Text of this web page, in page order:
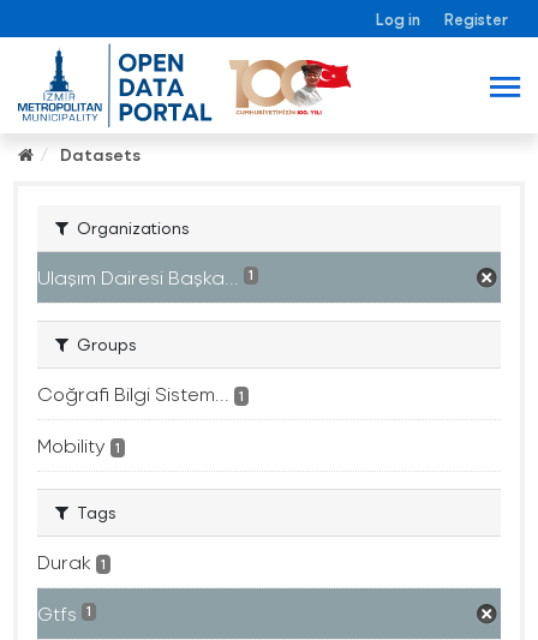
Log in Register
Datasets
Organizations
Ulaşım Dairesi Başka... 1
Groups
Coğrafi Bilgi Sistem... 1
Mobility 1
Tags
Durak 1
Gtfs 1